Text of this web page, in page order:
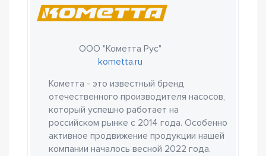
ООО "Кометта Рус"
kometta.ru
Кометта - это известный бренд
отечественного производителя насосов,
который успешно работает на
российском рынке с 2014 года. Особенно
активное продвижение продукции нашей
компании началось весной 2022 года.